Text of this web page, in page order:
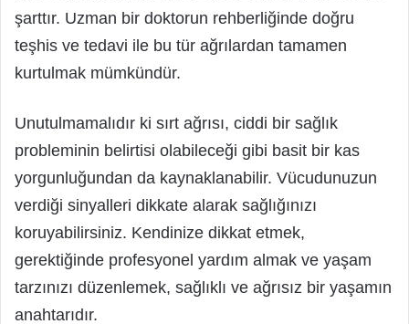
şarttır. Uzman bir doktorun rehberliğinde doğru
teşhis ve tedavi ile bu tür ağrılardan tamamen
kurtulmak mümkündür.
Unutulmamalıdır ki sırt ağrısı, ciddi bir sağlık
probleminin belirtisi olabileceği gibi basit bir kas
yorgunluğundan da kaynaklanabilir. Vücudunuzun
verdiği sinyalleri dikkate alarak sağlığınızı
koruyabilirsiniz. Kendinize dikkat etmek,
gerektiğinde profesyonel yardım almak ve yaşam
tarzınızı düzenlemek, sağlıklı ve ağrısız bir yaşamın
anahtarıdır.